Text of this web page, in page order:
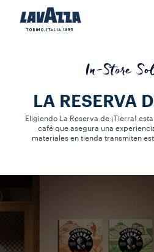
In-Store
LA RESERVA
Eligiendo La Reserva de ¡Tierra!
café que asegura una
materiales en tienda transmiten